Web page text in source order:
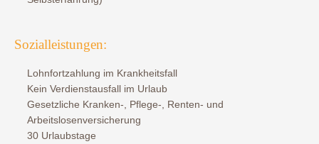
Sozialleistungen:
Lohnfortzahlung im Krankheitsfall
Kein Verdienstausfall im Urlaub
Gesetzliche Kranken-, Pflege-, Renten- und
Arbeitslosenversicherung
30 Urlaubstage